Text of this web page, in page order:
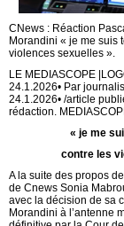
CNews : Réaction
Morandini « je me suis
violences sexuelles ».
LE MEDIASCOPE
24.1.2026• Par
24.1.2026• /article
rédaction.
« je me
contre les
A la suite des propos
de Cnews Sonia
avec la décision de sa
Morandini à l’antenne